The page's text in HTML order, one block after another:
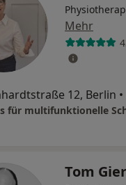
Mehr
12, Berlin •
für multifunktionelle
Tom